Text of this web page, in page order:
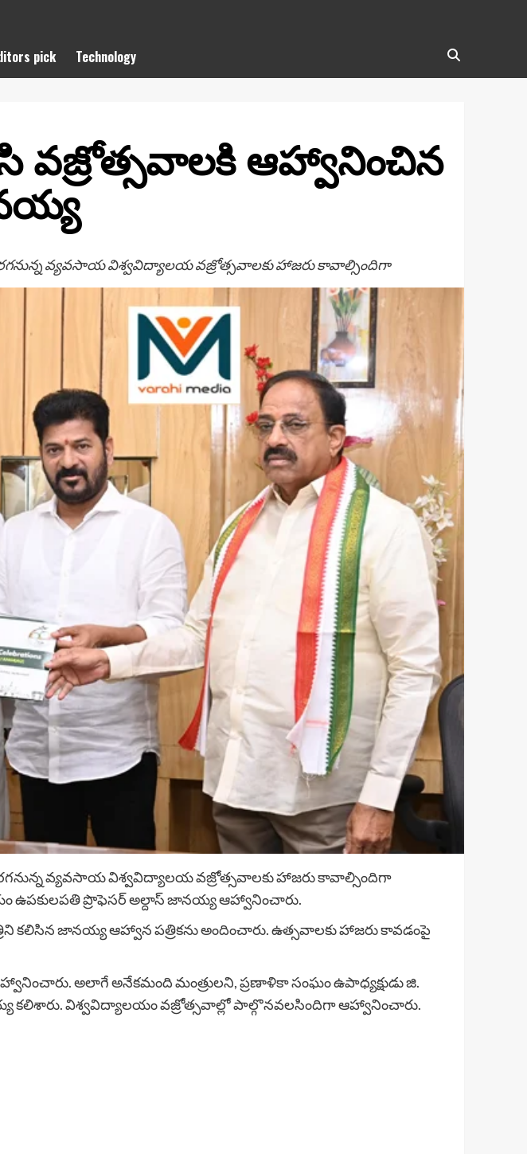
pick Technology
వజ్రోత్సవాలకి ఆహ్వానించిన
వ్యవసాయ విశ్వవిద్యాలయ వజ్రోత్సవాలకు హాజరు కావాల్సిందిగా
వ్యవసాయ విశ్వవిద్యాలయ వజ్రోత్సవాలకు హాజరు కావాల్సిందిగా
ఉపకులపతి ప్రొఫెసర్ అల్దాస్ జానయ్య ఆహ్వానించారు.
జానయ్య ఆహ్వాన పత్రికను అందించారు. ఉత్సవాలకు హాజరు కావడంపై
అలాగే అనేకమంది మంత్రులని, ప్రణాళికా సంఘం ఉపాధ్యక్షుడు జి.
కలిశారు. విశ్వవిద్యాలయం వజ్రోత్సవాల్లో పాల్గొనవలసిందిగా ఆహ్వానించారు.